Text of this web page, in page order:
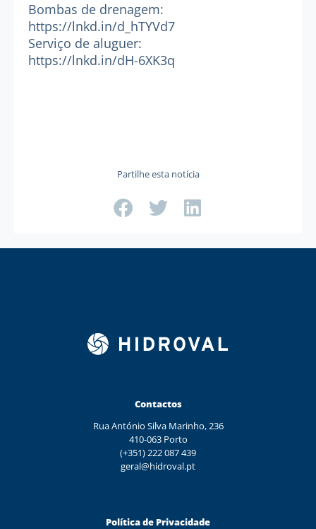
Bombas de drenagem:
https://lnkd.in/d_hTYVd7
Serviço de aluguer:
https://lnkd.in/dH-6XK3q
Partilhe esta notícia
Contactos
Rua António Silva Marinho, 236
410-063 Porto
(+351) 222 087 439
geral@hidroval.pt
Política de Privacidade